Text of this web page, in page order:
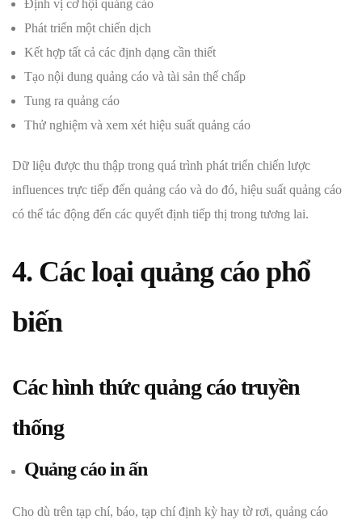
Định vị cơ hội quảng cáo
Phát triển một chiến dịch
Kết hợp tất cả các định dạng cần thiết
Tạo nội dung quảng cáo và tài sản thế chấp
Tung ra quảng cáo
Thử nghiệm và xem xét hiệu suất quảng cáo
Dữ liệu được thu thập trong quá trình phát triển chiến lược
influences trực tiếp đến quảng cáo và do đó, hiệu suất quảng cáo
có thể tác động đến các quyết định tiếp thị trong tương lai.
4. Các loại quảng cáo phổ
biến
Các hình thức quảng cáo truyền
thống
Quảng cáo in ấn
Cho dù trên tạp chí, báo, tạp chí định kỳ hay tờ rơi, quảng cáo